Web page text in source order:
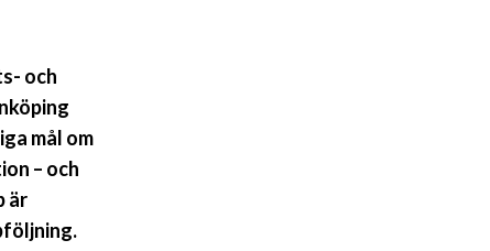
och
mål om
– och
är